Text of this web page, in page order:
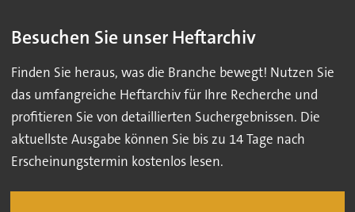
Besuchen Sie unser Heftarchiv
Finden Sie heraus, was die Branche bewegt! Nutzen Sie
das umfangreiche Heftarchiv für Ihre Recherche und
profitieren Sie von detaillierten Suchergebnissen. Die
aktuellste Ausgabe können Sie bis zu 14 Tage nach
Erscheinungstermin kostenlos lesen.